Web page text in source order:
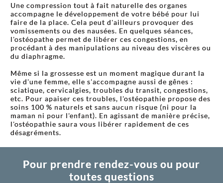
Une compression tout à fait naturelle des organes
accompagne le développement de votre bébé pour lui
faire de la place. Cela peut d'ailleurs provoquer des
vomissements ou des nausées. En quelques séances,
l'ostéopathe permet de libérer ces congestions, en
procédant à des manipulations au niveau des viscères ou
du diaphragme.
Même si la grossesse est un moment magique durant la
vie d'une femme, elle s'accompagne aussi de gênes :
sciatique, cervicalgies, troubles du transit, congestions,
etc. Pour apaiser ces troubles, l'ostéopathie propose des
soins 100 % naturels et sans aucun risque (ni pour la
maman ni pour l'enfant). En agissant de manière précise,
l'ostéopathie saura vous libérer rapidement de ces
désagréments.
Pour prendre rendez-vous ou pour
toutes questions